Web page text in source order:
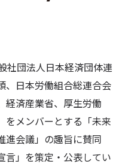
社団法人日本経済団体連
、日本労働組合総連合会
経済産業省、厚生労働
をメンバーとする「未来
進会議」の趣旨に賛同
言」を策定・公表してい